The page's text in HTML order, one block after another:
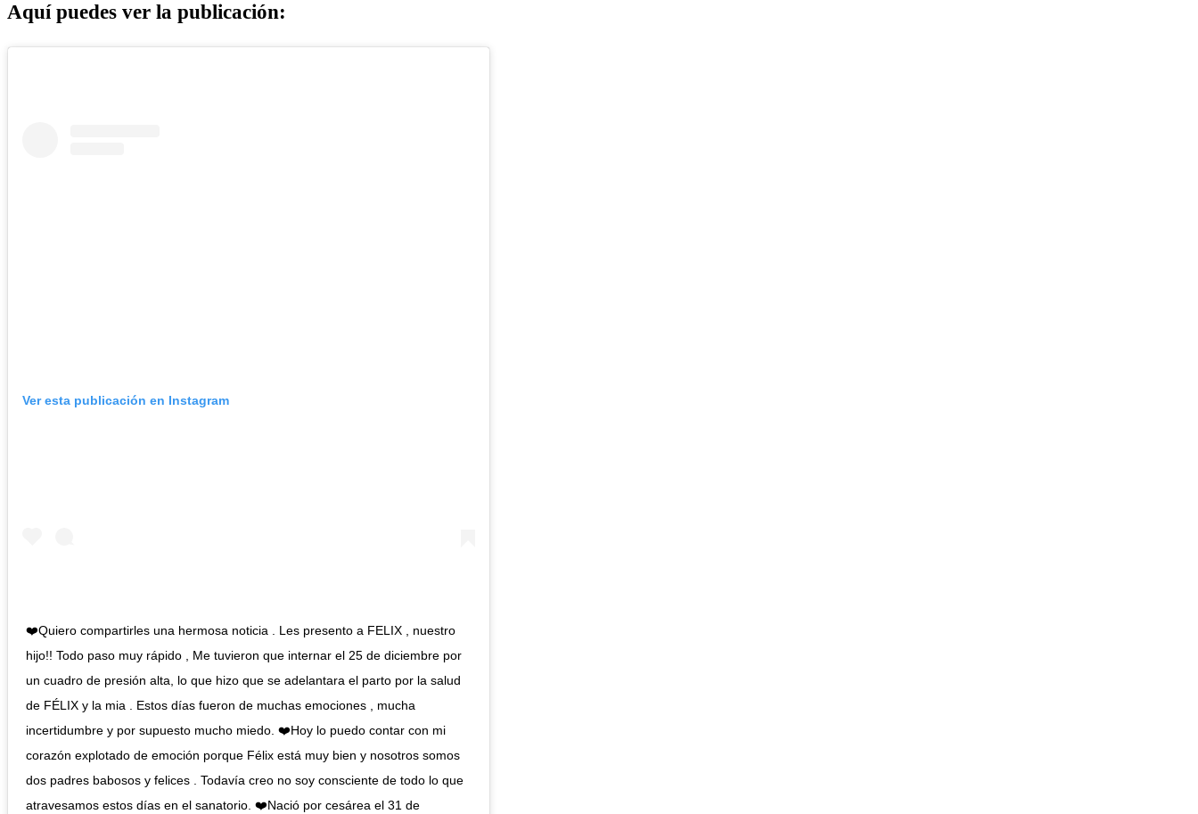
Aquí puedes ver la publicación:
Ver esta publicación en Instagram
❤️Quiero compartirles una hermosa noticia . Les presento a FELIX , nuestro
hijo!! Todo paso muy rápido , Me tuvieron que internar el 25 de diciembre por
un cuadro de presión alta, lo que hizo que se adelantara el parto por la salud
de FÉLIX y la mia . Estos días fueron de muchas emociones , mucha
incertidumbre y por supuesto mucho miedo. ❤️Hoy lo puedo contar con mi
corazón explotado de emoción porque Félix está muy bien y nosotros somos
dos padres babosos y felices . Todavía creo no soy consciente de todo lo que
atravesamos estos días en el sanatorio. ❤️Nació por cesárea el 31 de